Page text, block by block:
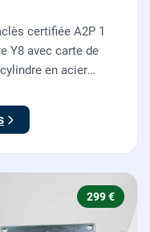
certifiée A2P 1
Y8 avec carte de
en acier
299 €